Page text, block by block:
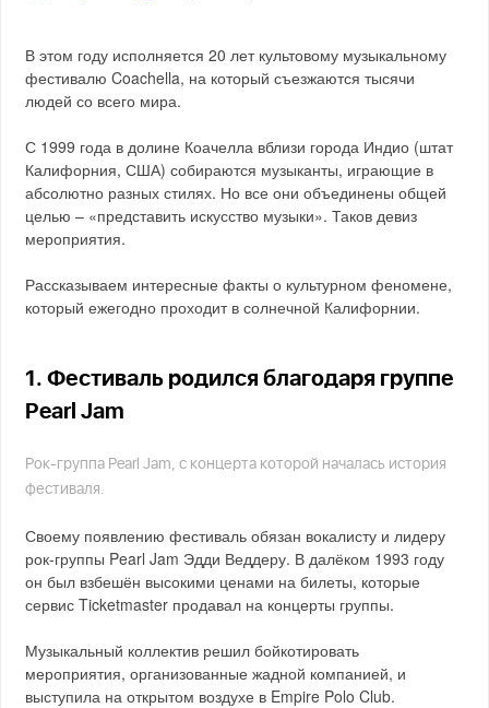
В этом году исполняется 20 лет культовому музыкальному
фестивалю Coachella, на который съезжаются тысячи
людей со всего мира.
С 1999 года в долине Коачелла вблизи города Индио (штат
Калифорния, США) собираются музыканты, играющие в
абсолютно разных стилях. Но все они объединены общей
целью – «представить искусство музыки». Таков девиз
мероприятия.
Рассказываем интересные факты о культурном феномене,
который ежегодно проходит в солнечной Калифорнии.
1. Фестиваль родился благодаря группе
Pearl Jam
Рок-группа Pearl Jam, с концерта которой началась история
фестиваля.
Своему появлению фестиваль обязан вокалисту и лидеру
рок-группы Pearl Jam Эдди Веддеру. В далёком 1993 году
он был взбешён высокими ценами на билеты, которые
сервис Ticketmaster продавал на концерты группы.
Музыкальный коллектив решил бойкотировать
мероприятия, организованные жадной компанией, и
выступила на открытом воздухе в Empire Polo Club.